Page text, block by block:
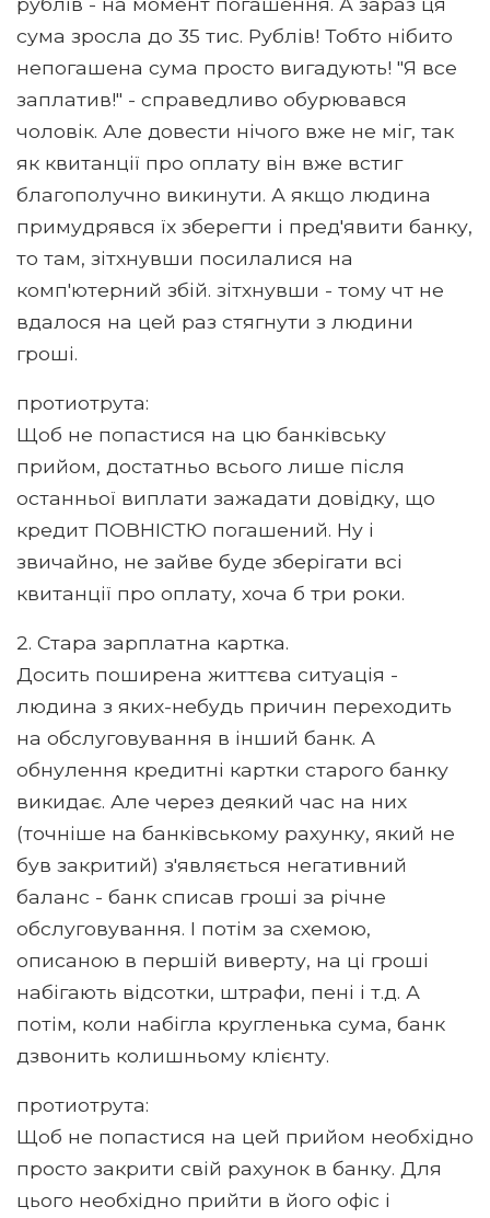
сума зросла до 35 тис. Рублів! Тобто нібито
непогашена сума просто вигадують! "Я все
заплатив!" - справедливо обурювався
чоловік. Але довести нічого вже не міг, так
як квитанції про оплату він вже встиг
благополучно викинути. А якщо людина
примудрявся їх зберегти і пред'явити банку,
то там, зітхнувши посилалися на
комп'ютерний збій. зітхнувши - тому чт не
вдалося на цей раз стягнути з людини
гроші.
протиотрута:
Щоб не попастися на цю банківську
прийом, достатньо всього лише після
останньої виплати зажадати довідку, що
кредит ПОВНІСТЮ погашений. Ну і
звичайно, не зайве буде зберігати всі
квитанції про оплату, хоча б три роки.
2. Стара зарплатна картка.
Досить поширена життєва ситуація -
людина з яких-небудь причин переходить
на обслуговування в інший банк. А
обнулення кредитні картки старого банку
викидає. Але через деякий час на них
(точніше на банківському рахунку, який не
був закритий) з'являється негативний
баланс - банк списав гроші за річне
обслуговування. І потім за схемою,
описаною в першій виверту, на ці гроші
набігають відсотки, штрафи, пені і т.д. А
потім, коли набігла кругленька сума, банк
дзвонить колишньому клієнту.
протиотрута:
Щоб не попастися на цей прийом необхідно
просто закрити свій рахунок в банку. Для
цього необхідно прийти в його офіс і